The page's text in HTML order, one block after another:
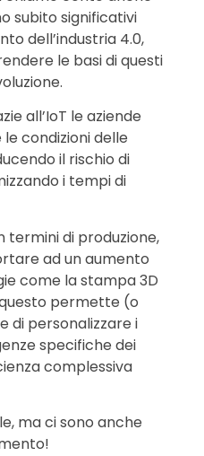
subito significativi
dell’industria 4.0,
le basi di questi
all’IoT le aziende
condizioni delle
il rischio di
i tempi di
termini di produzione,
ad un aumento
come la stampa 3D
permette (o
di personalizzare i
specifiche dei
complessiva
ma ci sono anche